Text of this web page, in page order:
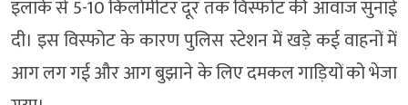
इलाके से 5-10 किलोमीटर दूर तक विस्फोट की आवाज सुनाई
दी। इस विस्फोट के कारण पुलिस स्टेशन में खड़े कई वाहनों में
आग लग गई और आग बुझाने के लिए दमकल गाड़ियों को भेजा